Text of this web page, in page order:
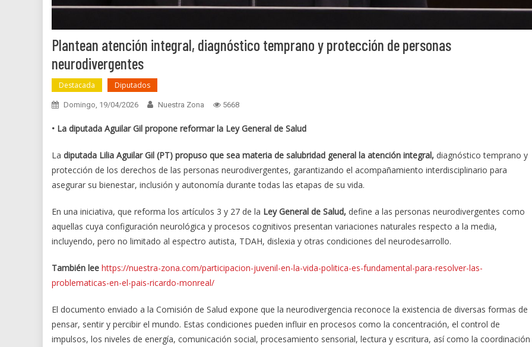
Plantean atención integral, diagnóstico temprano y protección de personas
neurodivergentes
Destacada Diputados
Domingo, 19/04/2026 Nuestra Zona 5668
• La diputada Aguilar Gil propone reformar la Ley General de Salud
La diputada Lilia Aguilar Gil (PT) propuso que sea materia de salubridad general la atención integral, diagnóstico temprano y
protección de los derechos de las personas neurodivergentes, garantizando el acompañamiento interdisciplinario para
asegurar su bienestar, inclusión y autonomía durante todas las etapas de su vida.
En una iniciativa, que reforma los artículos 3 y 27 de la Ley General de Salud, define a las personas neurodivergentes como
aquellas cuya configuración neurológica y procesos cognitivos presentan variaciones naturales respecto a la media,
incluyendo, pero no limitado al espectro autista, TDAH, dislexia y otras condiciones del neurodesarrollo.
También lee https://nuestra-zona.com/participacion-juvenil-en-la-vida-politica-es-fundamental-para-resolver-las-
problematicas-en-el-pais-ricardo-monreal/
El documento enviado a la Comisión de Salud expone que la neurodivergencia reconoce la existencia de diversas formas de
pensar, sentir y percibir el mundo. Estas condiciones pueden influir en procesos como la concentración, el control de
impulsos, los niveles de energía, comunicación social, procesamiento sensorial, lectura y escritura, así como la coordinación